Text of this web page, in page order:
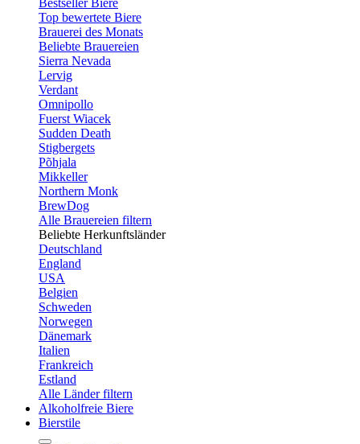
Bestseller Biere
Top bewertete Biere
Brauerei des Monats
Beliebte Brauereien
Sierra Nevada
Lervig
Verdant
Omnipollo
Fuerst Wiacek
Sudden Death
Stigbergets
Põhjala
Mikkeller
Northern Monk
BrewDog
Alle Brauereien filtern
Beliebte Herkunftsländer
Deutschland
England
USA
Belgien
Schweden
Norwegen
Dänemark
Italien
Frankreich
Estland
Alle Länder filtern
Alkoholfreie Biere
Bierstile